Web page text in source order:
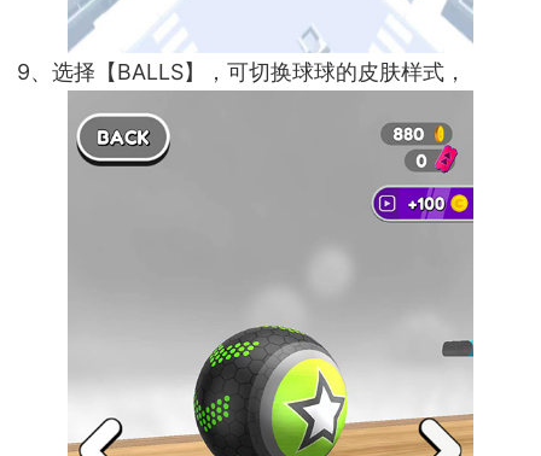
9、选择【BALLS】，可切换球球的皮肤样式，